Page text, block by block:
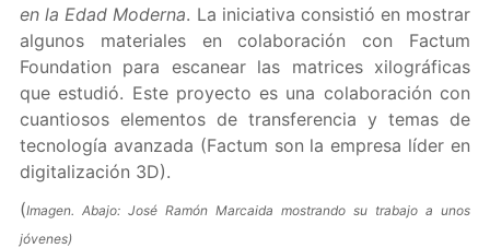
en la Edad Moderna. La iniciativa consistió en mostrar
algunos materiales en colaboración con Factum
Foundation para escanear las matrices xilográficas
que estudió. Este proyecto es una colaboración con
cuantiosos elementos de transferencia y temas de
tecnología avanzada (Factum son la empresa líder en
digitalización 3D).
(Imagen. Abajo: José Ramón Marcaida mostrando su trabajo a unos
jóvenes)